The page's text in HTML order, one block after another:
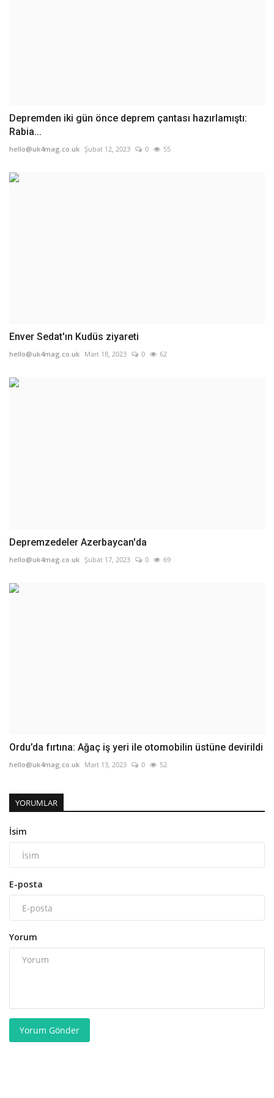
Depremden iki gün önce deprem çantası hazırlamıştı:
Rabia...
hello@uk4mag.co.uk Şubat 12, 2023 0 55
Enver Sedat'ın Kudüs ziyareti
hello@uk4mag.co.uk Mart 18, 2023 0 62
Depremzedeler Azerbaycan'da
hello@uk4mag.co.uk Şubat 17, 2023 0 69
Ordu’da fırtına: Ağaç iş yeri ile otomobilin üstüne devirildi
hello@uk4mag.co.uk Mart 13, 2023 0 52
YORUMLAR
İsim
E-posta
Yorum
Yorum Gönder